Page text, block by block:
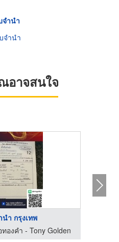
จำนำ
จำนำ
อาจสนใจ
ำ กรุงเทพ
องคำ - Tony Golden